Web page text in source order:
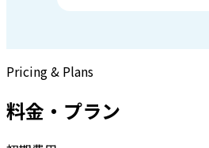
Pricing & Plans
料金・プラン